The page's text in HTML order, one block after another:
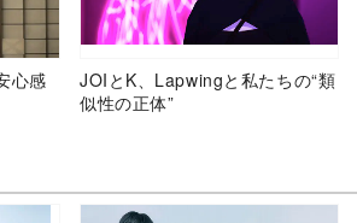
心感
JOIとK、Lapwingと私たちの“類
似性の正体”